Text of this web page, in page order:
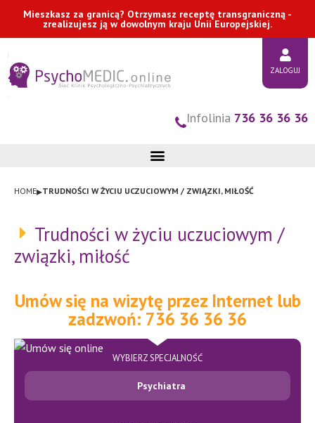
PrzejdźMieszkasz za granicą? Otrzymasz receptę transgraniczną -
zrealizujesz ją w dowolnym kraju Unii Europejskiej.
Infolinia 736 36 36 36
ZALOGUJ
HOME▸TRUDNOŚCI W ŻYCIU UCZUCIOWYM / ZWIĄZKI, MIŁOŚĆ
Trudności w życiu uczuciowym /
związki, miłość
Umów się na wizytę przez Internet lub
zadzwoń: 736 36 36 36
WYBIERZ SPECJALNOŚĆ
Psychiatra